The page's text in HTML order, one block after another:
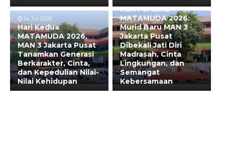
14 Jul 2026
Hari Kedua
MATAMUDA 2026,
MAN 3 Jakarta Pusat
Tanamkan Generasi
Berkarakter, Cinta,
dan Kepedulian Nilai-
Nilai Kehidupan
Hari Pertama
MATAMUDA 2026:
Murid Baru MAN 3
Jakarta Pusat
Dibekali Jati Diri
Madrasah, Cinta
Lingkungan, dan
Semangat
Kebersamaan